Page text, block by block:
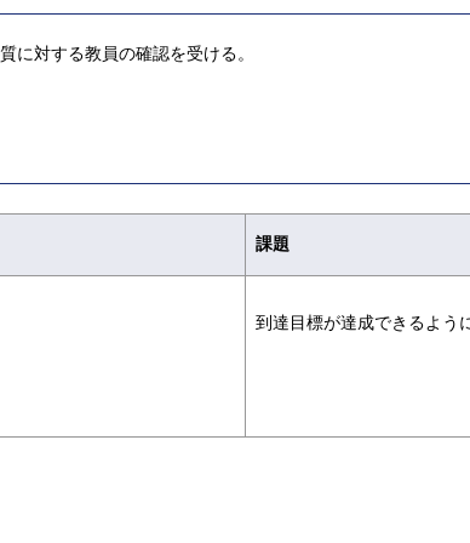
に対する教員の確認を受ける。
課題
到達目標が達成できるよう